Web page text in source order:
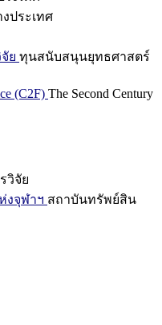
ประเทศ
ย ทุนสนับสนุนยุทธศาสตร์
(C2F) The Second Century
วิจัย
งจุฬาฯ สถาบันทรัพย์สิน